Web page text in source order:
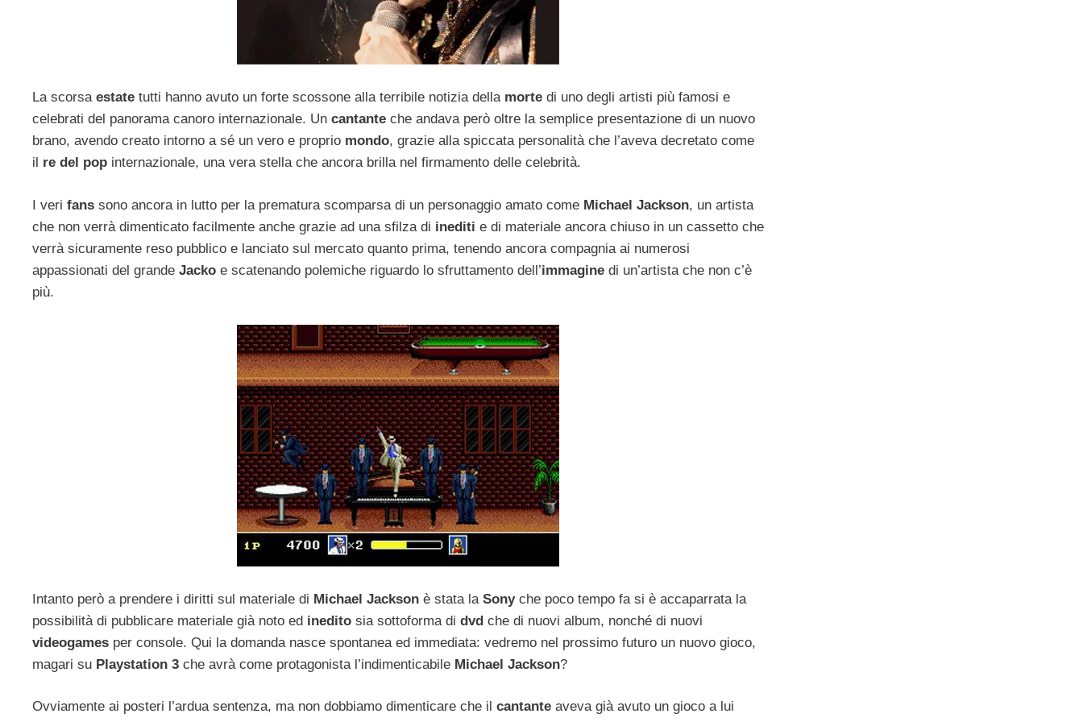
La scorsa estate tutti hanno avuto un forte scossone alla terribile notizia della morte di uno degli artisti più famosi e
celebrati del panorama canoro internazionale. Un cantante che andava però oltre la semplice presentazione di un nuovo
brano, avendo creato intorno a sé un vero e proprio mondo, grazie alla spiccata personalità che l’aveva decretato come
il re del pop internazionale, una vera stella che ancora brilla nel firmamento delle celebrità.
I veri fans sono ancora in lutto per la prematura scomparsa di un personaggio amato come Michael Jackson, un artista
che non verrà dimenticato facilmente anche grazie ad una sfilza di inediti e di materiale ancora chiuso in un cassetto che
verrà sicuramente reso pubblico e lanciato sul mercato quanto prima, tenendo ancora compagnia ai numerosi
appassionati del grande Jacko e scatenando polemiche riguardo lo sfruttamento dell’immagine di un’artista che non c’è
più.
Intanto però a prendere i diritti sul materiale di Michael Jackson è stata la Sony che poco tempo fa si è accaparrata la
possibilità di pubblicare materiale già noto ed inedito sia sottoforma di dvd che di nuovi album, nonché di nuovi
videogames per console. Qui la domanda nasce spontanea ed immediata: vedremo nel prossimo futuro un nuovo gioco,
magari su Playstation 3 che avrà come protagonista l’indimenticabile Michael Jackson?
Ovviamente ai posteri l’ardua sentenza, ma non dobbiamo dimenticare che il cantante aveva già avuto un gioco a lui